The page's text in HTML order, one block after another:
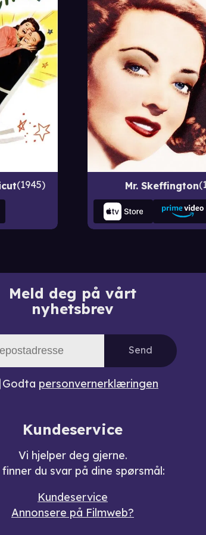
1945 Mr. Skeffington
Meld deg på vårt
nyhetsbrev
Send
Godta personvernerklæringen
Kundeservice
Vi hjelper deg gjerne.
finner du svar på dine spørsmål:
Kundeservice
Annonsere på Filmweb?